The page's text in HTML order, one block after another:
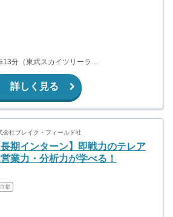
獨協大学前駅から徒歩13分（東武スカイツリーライン、東武伊勢崎線、東武日光線、鬼怒川線）
詳しく見る
会社ブレイク・フィールド社
長期インターン】即戦力のテレア
業力・分析力が学べる！
都